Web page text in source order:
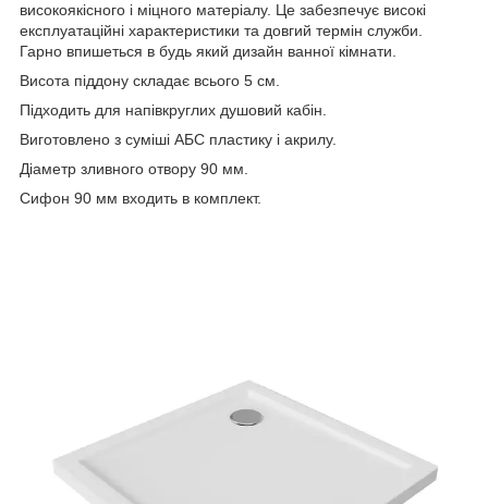
високоякісного і міцного матеріалу. Це забезпечує високі
експлуатаційні характеристики та довгий термін служби.
Гарно впишеться в будь який дизайн ванної кімнати.
Висота піддону складає всього 5 см.
Підходить для напівкруглих душовий кабін.
Виготовлено з суміші АБС пластику і акрилу.
Діаметр зливного отвору 90 мм.
Сифон 90 мм входить в комплект.